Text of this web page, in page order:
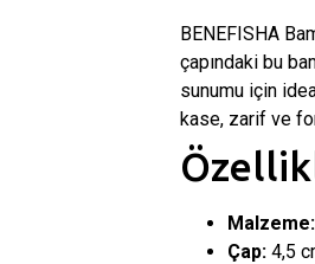
BENEFISHA
çapındaki bu
sunumu için
kase, zarif ve
Malzeme:
Çap: 4,5